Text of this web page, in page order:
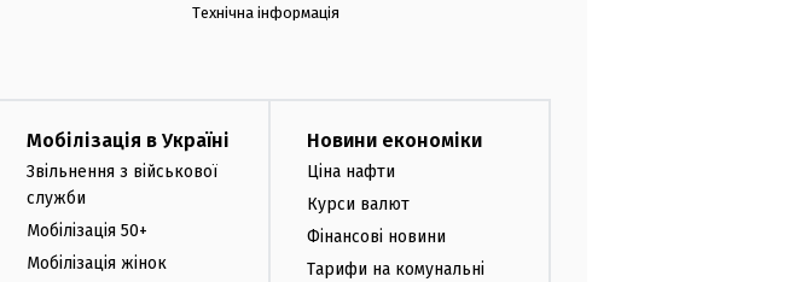
Технічна інформація
Мобілізація в Україні
Звільнення з військової
служби
Мобілізація 50+
Мобілізація жінок
Новини економіки
Ціна нафти
Курси валют
Фінансові новини
Тарифи на комунальні